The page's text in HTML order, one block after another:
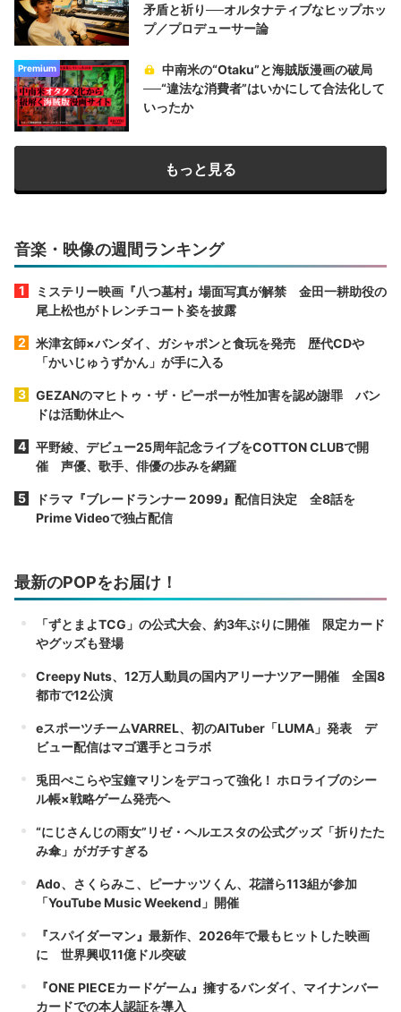
矛盾と祈り──オルタナティブなヒップホッ
プ／プロデューサー論
Premium
中南米の“Otaku”と海賊版漫画の破局
──“違法な消費者”はいかにして合法化して
いったか
もっと見る
音楽・映像の週間ランキング
ミステリー映画『八つ墓村』場面写真が解禁 金田一耕助役の
尾上松也がトレンチコート姿を披露
米津玄師×バンダイ、ガシャポンと食玩を発売 歴代CDや
「かいじゅうずかん」が手に入る
GEZANのマヒトゥ・ザ・ピーポーが性加害を認め謝罪 バン
ドは活動休止へ
平野綾、デビュー25周年記念ライブをCOTTON CLUBで開
催 声優、歌手、俳優の歩みを網羅
ドラマ『ブレードランナー 2099』配信日決定 全8話を
Prime Videoで独占配信
最新のPOPをお届け！
「ずとまよTCG」の公式大会、約3年ぶりに開催 限定カード
やグッズも登場
Creepy Nuts、12万人動員の国内アリーナツアー開催 全国8
都市で12公演
eスポーツチームVARREL、初のAITuber「LUMA」発表 デ
ビュー配信はマゴ選手とコラボ
兎田ぺこらや宝鐘マリンをデコって強化！ ホロライブのシー
ル帳×戦略ゲーム発売へ
“にじさんじの雨女”リゼ・ヘルエスタの公式グッズ「折りたた
み傘」がガチすぎる
Ado、さくらみこ、ピーナッツくん、花譜ら113組が参加
「YouTube Music Weekend」開催
『スパイダーマン』最新作、2026年で最もヒットした映画
に 世界興収11億ドル突破
『ONE PIECEカードゲーム』擁するバンダイ、マイナンバー
カードでの本人認証を導入